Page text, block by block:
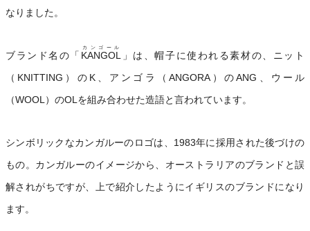
なりました。
ブランド名の「 KANGOL
カンゴール
」は、帽子に使われる素材の、ニット
（KNITTING）のK、アンゴラ（ANGORA）のANG、ウール
（WOOL）のOLを組み合わせた造語と言われています。
シンボリックなカンガルーのロゴは、1983年に採用された後づけの
もの。カンガルーのイメージから、オーストラリアのブランドと誤
解されがちですが、上で紹介したようにイギリスのブランドになり
ます。